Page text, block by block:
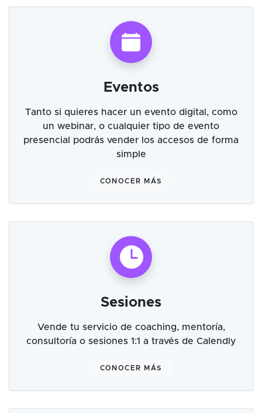
Eventos
Tanto si quieres hacer un evento digital, como
un webinar, o cualquier tipo de evento
presencial podrás vender los accesos de forma
simple
CONOCER MÁS
Sesiones
Vende tu servicio de coaching, mentoría,
consultoría o sesiones 1:1 a través de Calendly
CONOCER MÁS